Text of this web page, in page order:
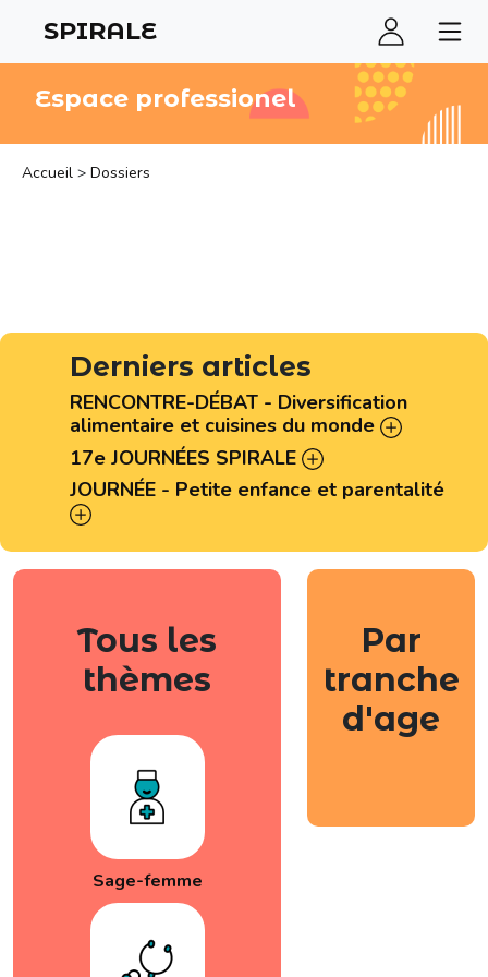
SPIRALE
Espace professionel
Accueil > Dossiers
Derniers articles
RENCONTRE-DÉBAT - Diversification
alimentaire et cuisines du monde
17e JOURNÉES SPIRALE
JOURNÉE - Petite enfance et parentalité
Tous les
thèmes
Sage-femme
Par
tranche
d'age